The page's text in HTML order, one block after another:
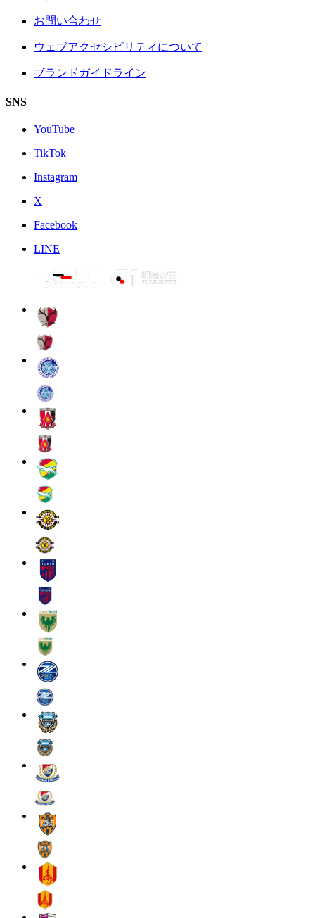
お問い合わせ
ウェブアクセシビリティについて
ブランドガイドライン
SNS
YouTube
TikTok
Instagram
X
Facebook
LINE